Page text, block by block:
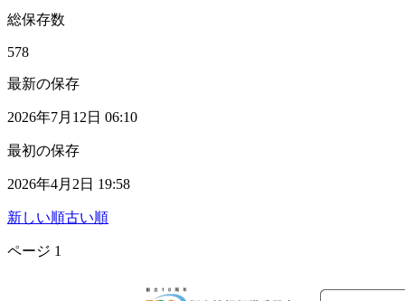
総保存数
578
最新の保存
2026年7月12日 06:10
最初の保存
2026年4月2日 19:58
新しい順古い順
ページ 1